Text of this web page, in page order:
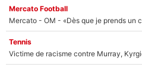
Mercato Football
Tennis